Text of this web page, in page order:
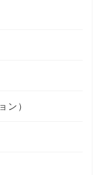
ン）